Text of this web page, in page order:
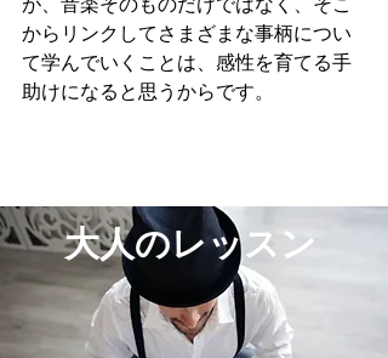
が、音楽そのものだけではなく、そこ
からリンクしてさまざまな事柄につい
て学んでいくことは、感性を育てる手
助けになると思うからです。
​大人のレッスン